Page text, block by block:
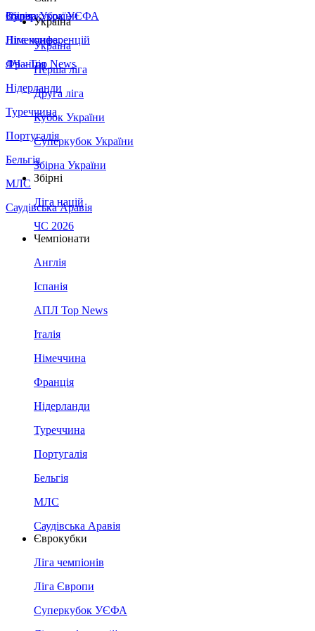
Збірна України
Італія
Німеччина
Франція
Нідерланди
Туреччина
Португалія
Бельгія
МЛС
Саудівська Аравія
Суперкубок УЄФА
Ліга конференцій
ЛЧ - Top News
Україна
Україна
Перша ліга
Друга ліга
Кубок України
Суперкубок України
Збірна України
Збірні
Ліга націй
ЧС 2026
Чемпіонати
Англія
Іспанія
АПЛ Top News
Італія
Німеччина
Франція
Нідерланди
Туреччина
Португалія
Бельгія
МЛС
Саудівська Аравія
Єврокубки
Ліга чемпіонів
Ліга Європи
Суперкубок УЄФА